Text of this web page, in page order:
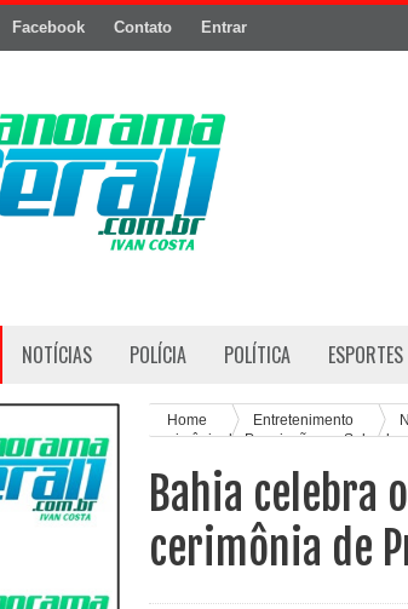
Facebook Contato Entrar
NOTÍCIAS POLÍCIA POLÍTICA ESPORTES
Home Entretenimento
cerimônia de Premiação em Salvador
Bahia celebra
cerimônia de